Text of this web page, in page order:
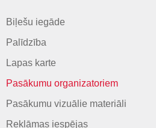
Biļešu iegāde
Palīdzība
Lapas karte
Pasākumu organizatoriem
Pasākumu vizuālie materiāli
Reklāmas iespējas